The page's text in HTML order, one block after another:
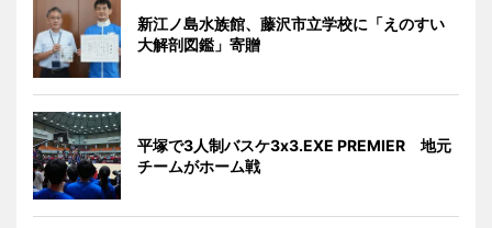
新江ノ島水族館、藤沢市立学校に「えのすい
大解剖図鑑」寄贈
平塚で3人制バスケ3x3.EXE PREMIER 地元
チームがホーム戦